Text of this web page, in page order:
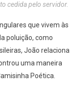
cedida pelo servidor.
que vivem às
poluição, como
João relaciona
uma maneira
Poética.